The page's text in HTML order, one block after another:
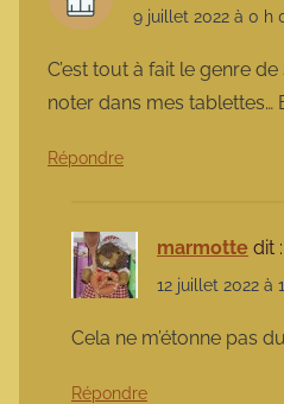
9 juillet 2022 à 0 h
C’est tout à fait le genre
noter dans mes tablettes…
Répondre
marmotte dit :
12 juillet 2022 à
Cela ne m’étonne pas
Répondre